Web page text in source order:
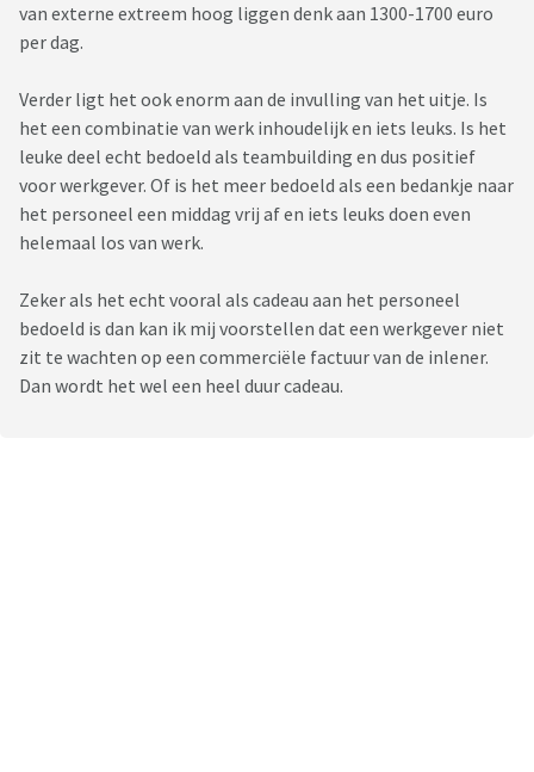
van externe extreem hoog liggen denk aan 1300-1700 euro
per dag.
Verder ligt het ook enorm aan de invulling van het uitje. Is
het een combinatie van werk inhoudelijk en iets leuks. Is het
leuke deel echt bedoeld als teambuilding en dus positief
voor werkgever. Of is het meer bedoeld als een bedankje naar
het personeel een middag vrij af en iets leuks doen even
helemaal los van werk.
Zeker als het echt vooral als cadeau aan het personeel
bedoeld is dan kan ik mij voorstellen dat een werkgever niet
zit te wachten op een commerciële factuur van de inlener.
Dan wordt het wel een heel duur cadeau.